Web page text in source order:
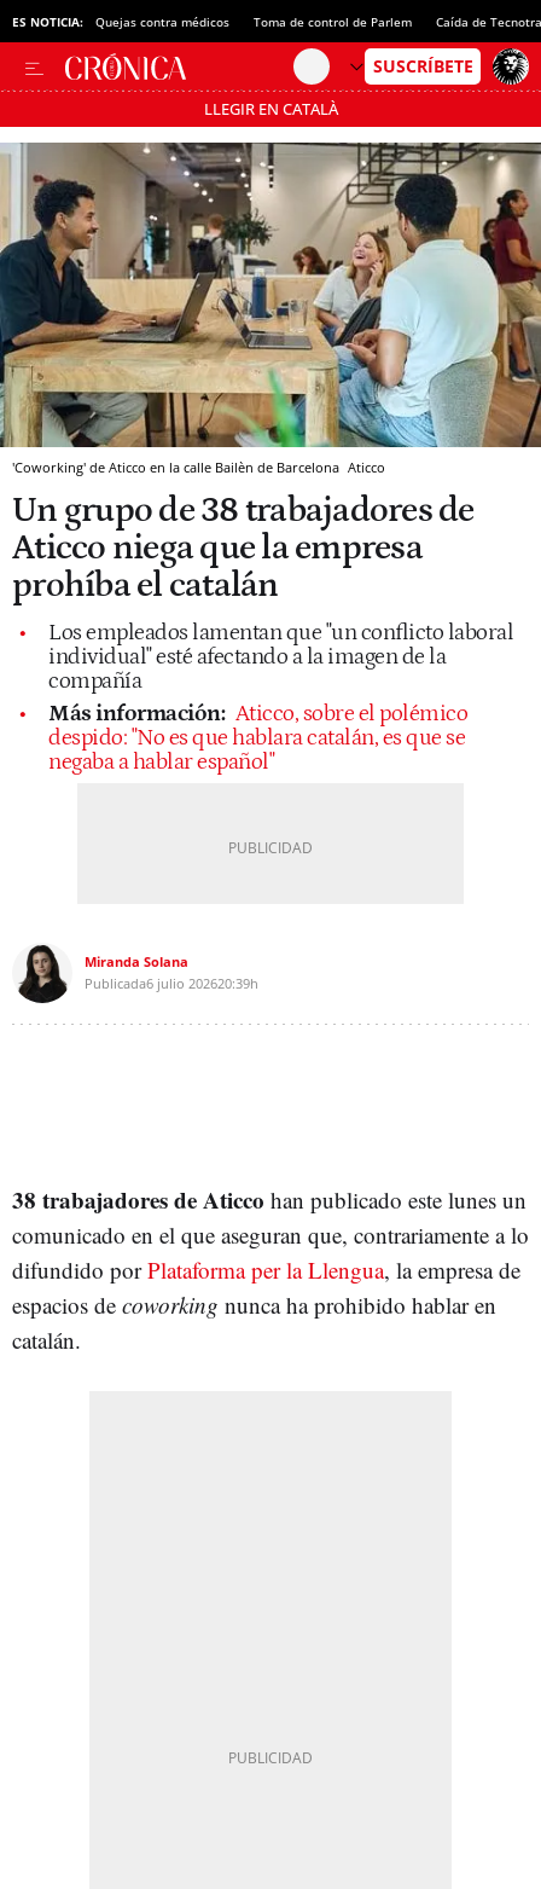
ES NOTICIA: Quejas contra médicos Toma de control de Parlem Caída de
LLEGIR EN CATALÀ
Pásate al MODO AHORRO
'Coworking' de Aticco en la calle Bailèn de Barcelona Aticco
Un grupo de 38 trabajadores de
Aticco niega que la empresa
prohíba el catalán
Los empleados lamentan que "un conflicto laboral
individual" esté afectando a la imagen de la
compañía
Más información: Aticco, sobre el polémico
despido: "No es que hablara catalán, es que se
negaba a hablar español"
Miranda Solana
Publicada6 julio 202620:39h
38 trabajadores de Aticco han publicado este lunes un
comunicado en el que aseguran que, contrariamente a lo
difundido porPlataforma per la Llengua, la empresa de
espacios de coworking nunca ha prohibido hablar en
catalán.